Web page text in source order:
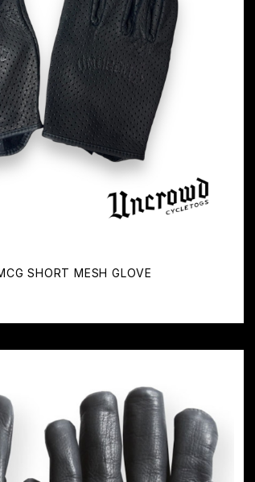
SHORT MESH GLOVE